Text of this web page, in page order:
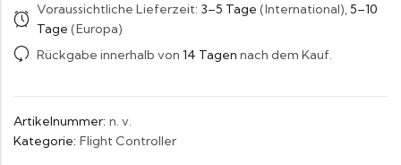
Voraussichtliche Lieferzeit: 3–5 Tage (International),5–10
Tage (Europa)
Rückgabe innerhalb von 14 Tagen nach dem Kauf.
Artikelnummer: n. v.
Kategorie: Flight Controller